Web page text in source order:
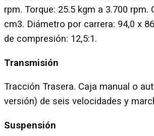
rpm. Torque: 25.5 kgm a 3.700 rpm.
cm3. Diámetro por carrera: 94,0 x
de compresión: 12,5:1.
Transmisión
Tracción Trasera. Caja manual o
versión) de seis velocidades y
Suspensión